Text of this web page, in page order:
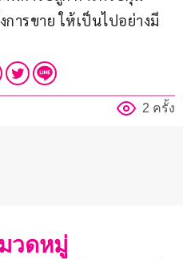
ารขาย ให้เป็นไปอย่างมี
2 ครั้ง
วดหมู่